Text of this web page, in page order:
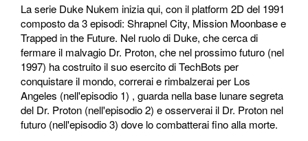
La serie Duke Nukem inizia qui, con il platform 2D del 1991
composto da 3 episodi: Shrapnel City, Mission Moonbase e
Trapped in the Future. Nel ruolo di Duke, che cerca di
fermare il malvagio Dr. Proton, che nel prossimo futuro (nel
1997) ha costruito il suo esercito di TechBots per
conquistare il mondo, correrai e rimbalzerai per Los
Angeles (nell'episodio 1) , guarda nella base lunare segreta
del Dr. Proton (nell'episodio 2) e osserverai il Dr. Proton nel
futuro (nell'episodio 3) dove lo combatterai fino alla morte.